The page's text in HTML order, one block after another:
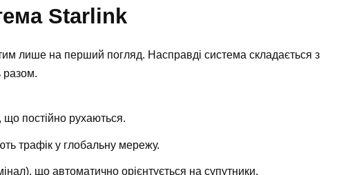
Starlink
лише на перший погляд. Насправді система складається з
разом.
що постійно рухаються.
трафік у глобальну мережу.
що автоматично орієнтується на супутники.